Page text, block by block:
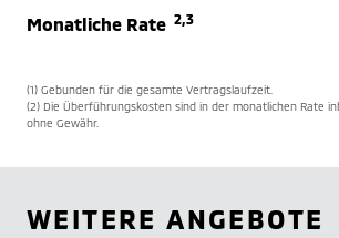
Monatliche Rate 2,3
(1) Gebunden für die gesamte Vertragslaufzeit.
(2) Die Überführungskosten sind in der monatlichen Rate
ohne Gewähr.
WEITERE ANGEBOTE